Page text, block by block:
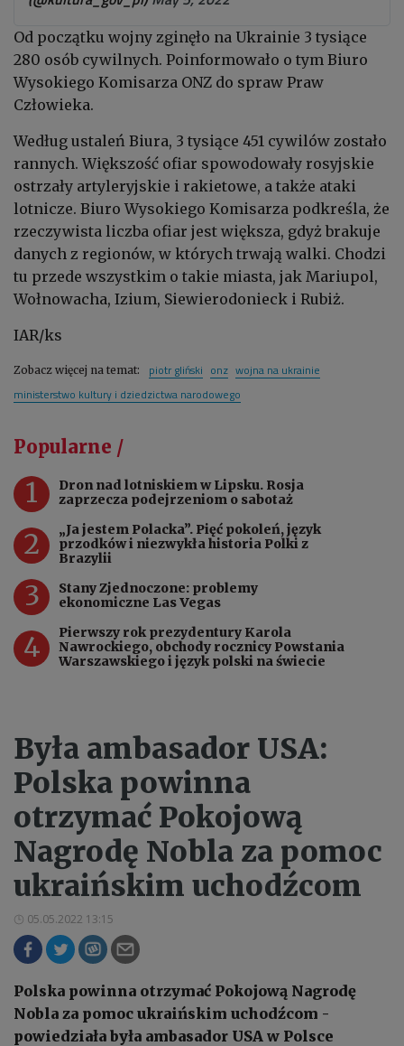
Od początku wojny zginęło na Ukrainie 3 tysiące
280 osób cywilnych. Poinformowało o tym Biuro
Wysokiego Komisarza ONZ do spraw Praw
Człowieka.
Według ustaleń Biura, 3 tysiące 451 cywilów zostało
rannych. Większość ofiar spowodowały rosyjskie
ostrzały artyleryjskie i rakietowe, a także ataki
lotnicze. Biuro Wysokiego Komisarza podkreśla, że
rzeczywista liczba ofiar jest większa, gdyż brakuje
danych z regionów, w których trwają walki. Chodzi
tu przede wszystkim o takie miasta, jak Mariupol,
Wołnowacha, Izium, Siewierodonieck i Rubiż.
IAR/ks
Zobacz więcej na temat: piotr gliński onz wojna na ukrainie
ministerstwo kultury i dziedzictwa narodowego
Popularne /
1
Dron nad lotniskiem w Lipsku. Rosja
zaprzecza podejrzeniom o sabotaż
2
„Ja jestem Polacka”. Pięć pokoleń, język
przodków i niezwykła historia Polki z
Brazylii
3
Stany Zjednoczone: problemy
ekonomiczne Las Vegas
4
Pierwszy rok prezydentury Karola
Nawrockiego, obchody rocznicy Powstania
Warszawskiego i język polski na świecie
Była ambasador USA:
Polska powinna
otrzymać Pokojową
Nagrodę Nobla za pomoc
ukraińskim uchodźcom
05.05.2022 13:15
Polska powinna otrzymać Pokojową Nagrodę
Nobla za pomoc ukraińskim uchodźcom -
powiedziała była ambasador USA w Polsce